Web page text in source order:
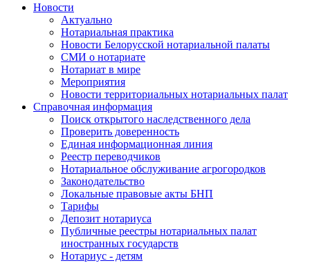
Новости
Актуально
Нотариальная практика
Новости Белорусской нотариальной палаты
СМИ о нотариате
Нотариат в мире
Мероприятия
Новости территориальных нотариальных палат
Справочная информация
Поиск открытого наследственного дела
Проверить доверенность
Единая информационная линия
Реестр переводчиков
Нотариальное обслуживание агрогородков
Законодательство
Локальные правовые акты БНП
Тарифы
Депозит нотариуса
Публичные реестры нотариальных палат
иностранных государств
Нотариус - детям